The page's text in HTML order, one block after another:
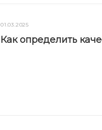
01.03.2025
Как определить